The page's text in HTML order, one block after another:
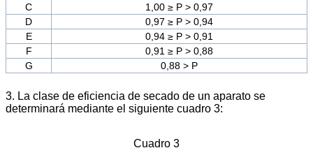
C
1,00 ≥ P > 0,97
D
0,97 ≥ P > 0,94
E
0,94 ≥ P > 0,91
F
0,91 ≥ P > 0,88
G
0,88 > P
3. La clase de eficiencia de secado de un aparato se
determinará mediante el siguiente cuadro 3:
Cuadro 3